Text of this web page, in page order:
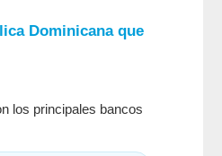
Dominicana que
los principales bancos